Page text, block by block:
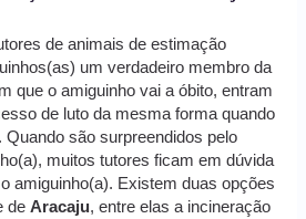
de animais de estimação
um verdadeiro membro da
que o amiguinho vai a óbito, entram
de luto da mesma forma quando
Quando são surpreendidos pelo
muitos tutores ficam em dúvida
amiguinho(a). Existem duas opções
deAracaju, entre elas a incineração